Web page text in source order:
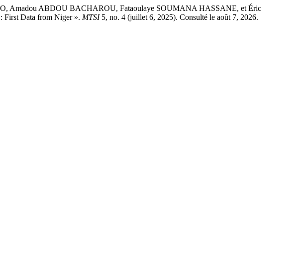
ABDOU BACHAROU, Fataoulaye SOUMANA HASSANE, et Éric
First Data from Niger ». MTSI5, no. 4 (juillet 6, 2025). Consulté le août 7, 2026.